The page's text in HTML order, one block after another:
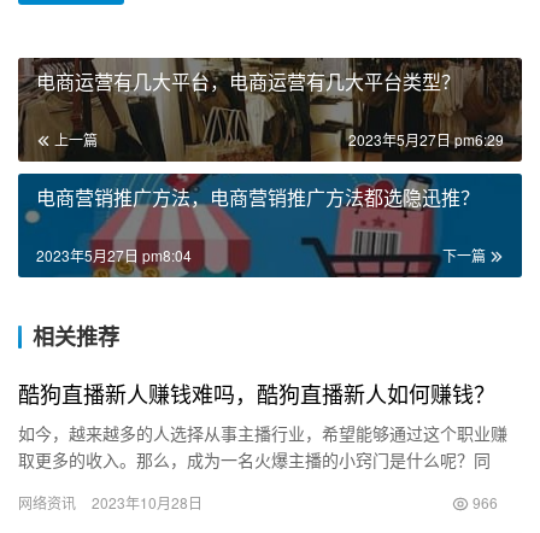
电商运营有几大平台，电商运营有几大平台类型？
上一篇 2023年5月27日 pm6:29
电商营销推广方法，电商营销推广方法都选隐迅推？
下一篇
2023年5月27日 pm8:04
相关推荐
酷狗直播新人赚钱难吗，酷狗直播新人如何赚钱？
如今，越来越多的人选择从事主播行业，希望能够通过这个职业赚
取更多的收入。那么，成为一名火爆主播的小窍门是什么呢？同
先，要…
网络资讯 2023年10月28日 966